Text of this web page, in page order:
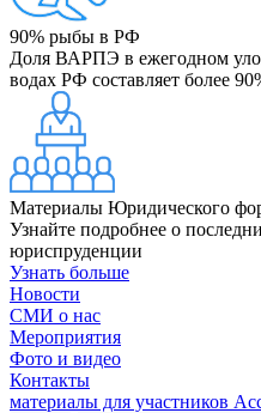
90% рыбы в РФ
Доля ВАРПЭ в ежегодном
водах РФ составляет более
Материалы Юридического
Узнайте подробнее о
юриспруденции
Узнать больше
Новости
СМИ о нас
Мероприятия
Фото и видео
Контакты
материалы для участников